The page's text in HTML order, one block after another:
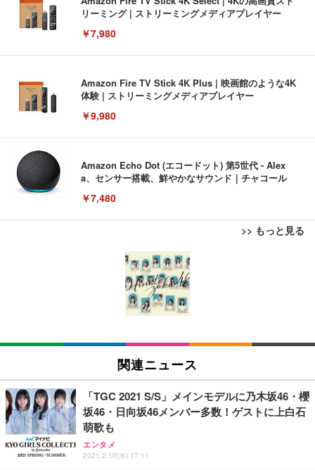
リーミング | ストリーミングメディアプレイヤー
￥7,980
Amazon Fire TV Stick 4K Plus | 映画館のような4K
体験 | ストリーミングメディアプレイヤー
￥9,980
Amazon Echo Dot (エコードット) 第5世代 - Alex
a、センサー搭載、鮮やかなサウンド｜チャコール
￥7,480
>> もっと見る
[EdoErgo] オフィスチェア 椅子 テレワーク 疲れな
い 跳ね上げ式アームレスト コンパクト 約105度ロッ
キング pc 事務椅子 360度回転 座面昇降 強化ナイロ
ン樹脂ベース 通気性メッシュ 在宅ワーク H-WY01
(黒網+黒枠+黒足)
SIHOO B100 オフィスチェア／デスクチェア メッシ
ュチェア 人間工学 疲れない ブラック
￥27,999
Sezlife オフィスチェア デスクチェア 疲れない テレ
ワーク チェア 強化バックレスト 30度ロッキング機
能 人間工学 椅子 腰サポート 90度跳ね上げ式アーム
レスト 3Dヘッドレスト ハンガー付き 高反発クッシ
EIZO ビジネス向けプレミアムモニター | FlexScan
EV3240X-WT | 31.5型4K UHD・USB Type-C・ホワ
￥105,595
EIZO ビジネス向けプレミアムモニター | FlexScan
【純正品】27"ゲーミングモニター DualSense 充電
フック付き（CFI-ZDM1J）
￥49,979
Amazonベーシック ペットシーツ 薄型 レギュラー 1
回使い捨て 無香料 ホワイト 300枚
Amazonベーシック ペットシーツ 厚型 ワイド 42枚
x2袋(84枚) ホワイト(吸収面:ライトブルー)
￥3,234
ネオ・ルーライフ ネオ・オムツ L 中型犬用 26枚入
り 単品
￥1,800
関連ニュース
「TGC 2021 S/S」メインモデルに乃木坂46・櫻
坂46・日向坂46メンバー多数！ゲストに上白石
萌歌も
エンタメ
2021.2.10(水) 17:11